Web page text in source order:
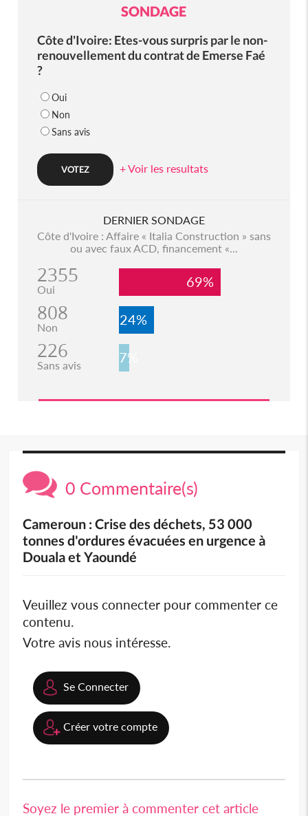
SONDAGE
Côte d'Ivoire: Etes-vous surpris par le non-
renouvellement du contrat de Emerse Faé
?
Oui
Non
Sans avis
+ Voir les resultats
DERNIER SONDAGE
Côte d'Ivoire : Affaire « Italia Construction » sans
ou avec faux ACD, financement «...
2355
Oui 69%
808
Non 24%
226
Sans avis 7%
0 Commentaire(s)
Cameroun : Crise des déchets, 53 000
tonnes d'ordures évacuées en urgence à
Douala et Yaoundé
Veuillez vous connecter pour commenter ce
contenu.
Votre avis nous intéresse.
Se Connecter
Créer votre compte
Soyez le premier à commenter cet article